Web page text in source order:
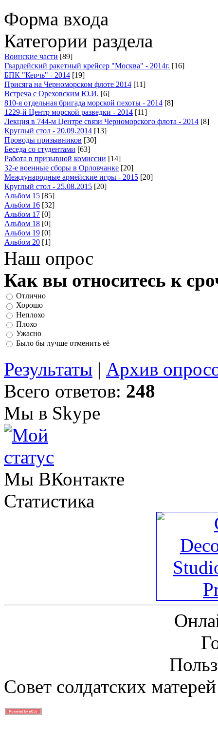
Форма входа
Категории раздела
Воинские части [89]
Гвардейский ракетный крейсер "Москва" - 2014г. [16]
БПК "Керчь" - 2014 [19]
Присяга на Черноморском флоте 2014 [11]
Встреча с Ореховским Ю.И. [6]
810-я отдельная бригада морской пехоты - 2014 [8]
1229-й Центр морской разведки - 2014 [11]
Лекция в 744-м Центре связи Черноморского флота - 2014 [8]
Круглый стол - 20.09.2014 [13]
Проводы призывников [30]
Беседа со студентами [63]
Работа в призывной комиссии [14]
32-е военные сборы в Орловчанке [20]
Международные армейские игры - 2015 [20]
Круглый стол - 25.08.2015 [20]
Альбом 15 [85]
Альбом 16 [32]
Альбом 17 [0]
Альбом 18 [0]
Альбом 19 [0]
Альбом 20 [1]
Наш опрос
Как вы относитесь к
Отлично
Хорошо
Неплохо
Плохо
Ужасно
Было бы лучше отменить её
Результаты | Архив
Всего ответов: 248
Мы в Skype
Мы ВКонтакте
Статистика
Совет солдатских